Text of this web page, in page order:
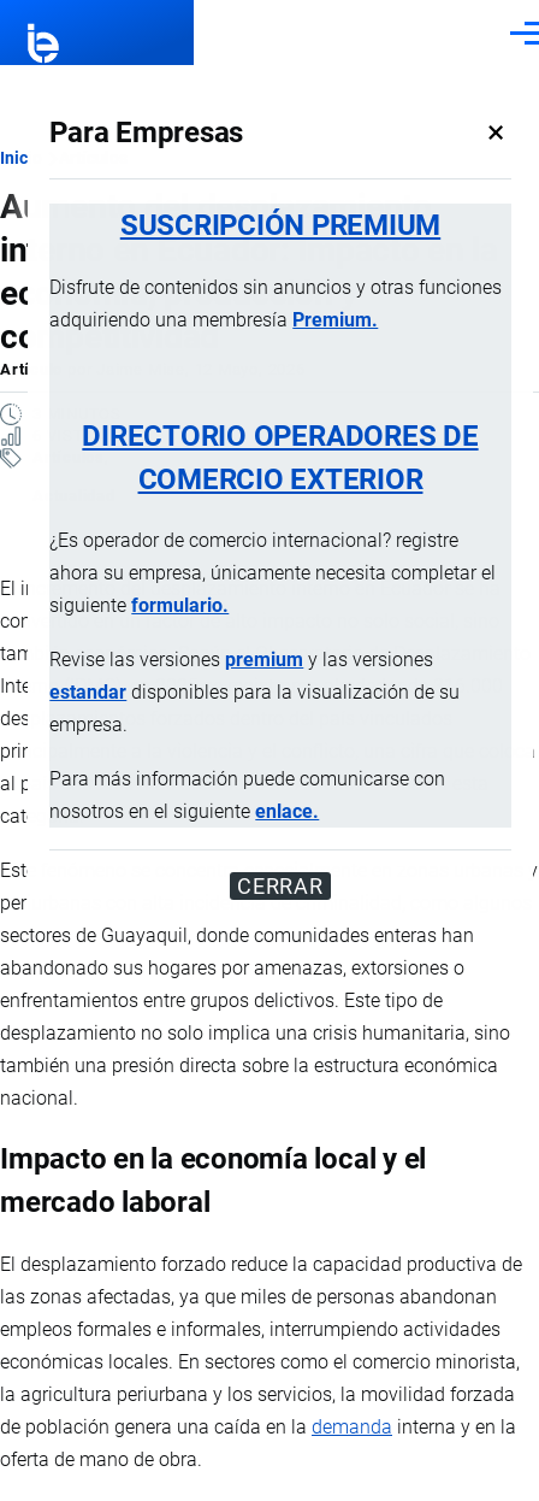
Para Empresas ×
SUSCRIPCIÓN PREMIUM
Disfrute de contenidos sin anuncios y otras funciones
adquiriendo una membresía Premium.
DIRECTORIO OPERADORES DE
COMERCIO EXTERIOR
¿Es operador de comercio internacional? registre
ahora su empresa, únicamente necesita completar el
siguienteformulario.
Revise las versionespremium y las versiones
estandar disponibles para la visualización de su
empresa.
Para más información puede comunicarse con
nosotros en el siguienteenlace.
CERRAR
Ruta
de
navegación
Inicio
Aumento del desplazamiento
interno en Ecuador: Impacto en la
economía, producción y
competitividad
Artículo
6 VISTAS
El incremento del desplazamiento interno en Ecuador se ha
convertido en un factor de alto impacto no solo social, sino
también económico. Según el Observatorio de Desplazamiento
Interno (IDMC), en 2025 se registraron alrededor de 316.000
desplazamientos forzados dentro del país vinculados
principalmente a la violencia y el conflicto, una cifra que coloca
al país entre los más afectados de América Latina en esta
categoría.
Este fenómeno se concentra especialmente en zonas urbanas y
periurbanas con alta incidencia de criminalidad, como algunos
sectores de Guayaquil, donde comunidades enteras han
abandonado sus hogares por amenazas, extorsiones o
enfrentamientos entre grupos delictivos. Este tipo de
desplazamiento no solo implica una crisis humanitaria, sino
también una presión directa sobre la estructura económica
nacional.
Impacto en la economía local y el
mercado laboral
El desplazamiento forzado reduce la capacidad productiva de
las zonas afectadas, ya que miles de personas abandonan
empleos formales e informales, interrumpiendo actividades
económicas locales. En sectores como el comercio minorista,
la agricultura periurbana y los servicios, la movilidad forzada
de población genera una caída en la demanda interna y en la
oferta de mano de obra.